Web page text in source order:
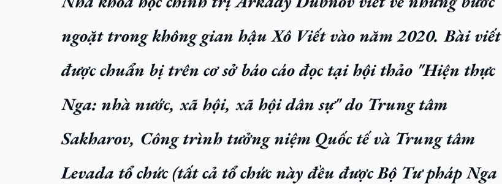
ngoặt trong không gian hậu Xô Viết vào năm 2020. Bài viết
được chuẩn bị trên cơ sở báo cáo đọc tại hội thảo "Hiện thực
Nga: nhà nước, xã hội, xã hội dân sự" do Trung tâm
Sakharov, Công trình tưởng niệm Quốc tế và Trung tâm
Levada tổ chức (tất cả tổ chức này đều được Bộ Tư pháp Nga